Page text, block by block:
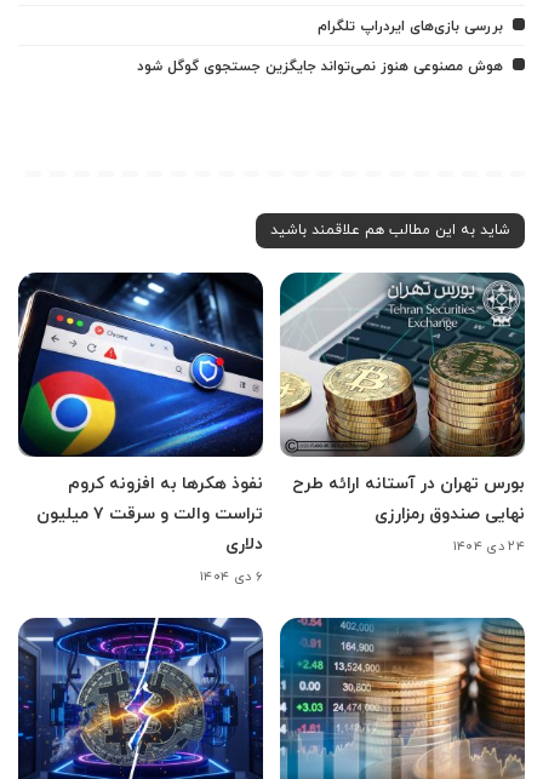
بررسی بازی‌های ایردراپ تلگرام
هوش مصنوعی هنوز نمی‌تواند جایگزین جستجوی گوگل شود
شاید به این مطالب هم علاقمند باشید
بورس تهران در آستانه ارائه طرح
نهایی صندوق رمزارزی
۲۴ دی ۱۴۰۴
نفوذ هکرها به افزونه کروم
تراست والت و سرقت ۷ میلیون
دلاری
۶ دی ۱۴۰۴